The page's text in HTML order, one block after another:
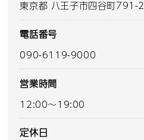
東京都 八王子市四谷町791-2
電話番号
090-6119-9000
営業時間
12:00～19:00
定休日